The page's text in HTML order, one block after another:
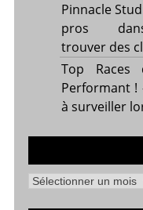
Pinnacle
pros
trouver des
Top Races
Performant !
à surveiller
Archives